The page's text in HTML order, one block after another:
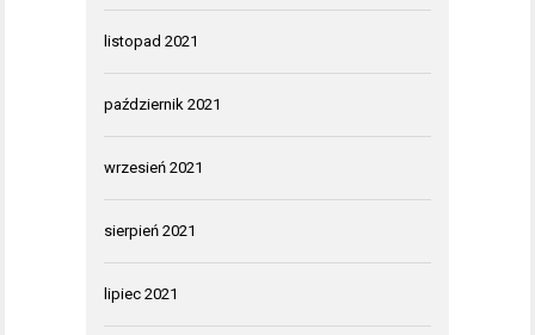
listopad 2021
październik 2021
wrzesień 2021
sierpień 2021
lipiec 2021